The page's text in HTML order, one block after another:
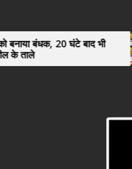
the
content
घंटे बाद भी